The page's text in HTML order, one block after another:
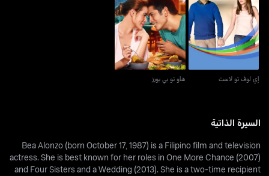
إي لوف تو لاست
إي لوف تو لاست
هاو تو بي يورز
هاو تو بي يورز
السيرة الذاتية
Bea Alonzo (born October 17, 1987) is a Filipino film and television
actress. She is best known for her roles in One More Chance (2007)
and Four Sisters and a Wedding (2013). She is a two-time recipient